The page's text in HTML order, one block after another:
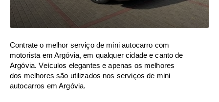
Contrate o melhor serviço de mini autocarro com
motorista em Argóvia, em qualquer cidade e canto de
Argóvia. Veículos elegantes e apenas os melhores
dos melhores são utilizados nos serviços de mini
autocarros em Argóvia.